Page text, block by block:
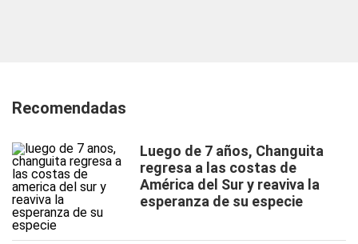
Recomendadas
Luego de 7 años, Changuita
regresa a las costas de
América del Sur y reaviva la
esperanza de su especie